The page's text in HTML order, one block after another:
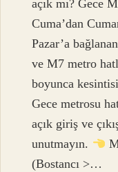
açık mı? Gece
Cuma’dan
Pazar’a
ve M7 metro
boyunca
Gece metrosu
açık giriş ve
unutmayın.
(Bostancı >…